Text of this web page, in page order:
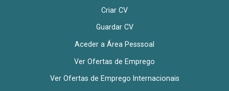
Criar CV
Guardar CV
Aceder a Área Pesssoal
Ver Ofertas de Emprego
Ver Ofertas de Emprego Internacionais